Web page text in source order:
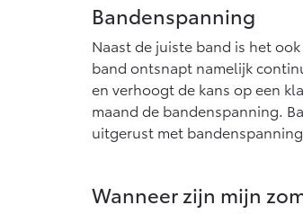
Bandenspanning
Naast de juiste band is het
band ontsnapt namelijk
en verhoogt de kans op een
maand de bandenspanning.
uitgerust met
Wanneer zijn mijn